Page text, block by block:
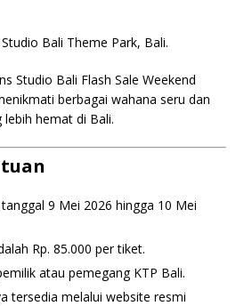
Bali Theme Park, Bali.
Studio Bali Flash Sale Weekend
berbagai wahana seru dan
lebih hemat di Bali.
9 Mei 2026 hingga 10 Mei
Rp. 85.000 per tiket.
atau pemegang KTP Bali.
tersedia melalui website resmi